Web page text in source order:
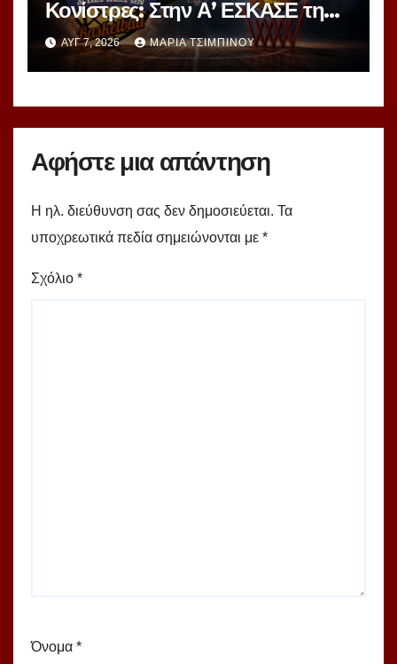
Κονίστρες: Στην Α’ ΕΣΚΑΣΕ τη
νέα σεζόν – Αυτές είναι οι 12
ομάδες!
ΑΥΓ 7, 2026 ΜΑΡΊΑ ΤΣΙΜΠΙΝΟΎ
Αφήστε μια απάντηση
Η ηλ. διεύθυνση σας δεν δημοσιεύεται. Τα
υποχρεωτικά πεδία σημειώνονται με *
Σχόλιο *
Όνομα *